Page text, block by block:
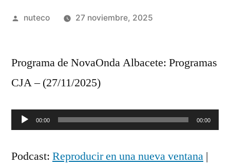
Publicada
nuteco 27 noviembre, 2025
Programa de NovaOnda Albacete: Programas
CJA – (27/11/2025)
Reproductor
audio
00:00 00:00
Podcast: Reproducir en una nueva ventana |